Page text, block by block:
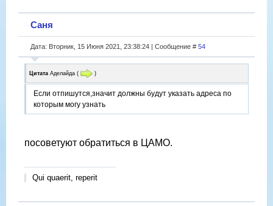
Саня
Дата: Вторник, 15 Июня 2021, 23:38:24 | Сообщение # 54
Цитата Аделайда ( )
Если отпишутся,значит должны будут указать адреса по
которым могу узнать
посоветуют обратиться в ЦАМО.
Qui quaerit, reperit